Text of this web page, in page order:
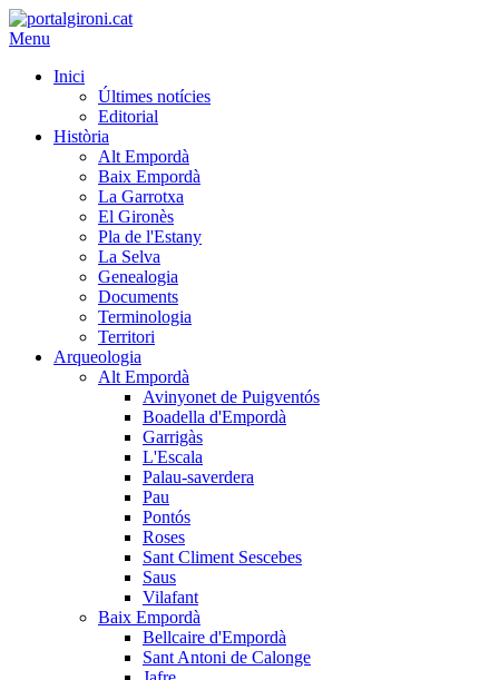
Menu
Inici
Últimes notícies
Editorial
Història
Alt Empordà
Baix Empordà
La Garrotxa
El Gironès
Pla de l'Estany
La Selva
Genealogia
Documents
Terminologia
Territori
Arqueologia
Alt Empordà
Avinyonet de Puigventós
Boadella d'Empordà
Garrigàs
L'Escala
Palau-saverdera
Pau
Pontós
Roses
Sant Climent Sescebes
Saus
Vilafant
Baix Empordà
Bellcaire d'Empordà
Sant Antoni de Calonge